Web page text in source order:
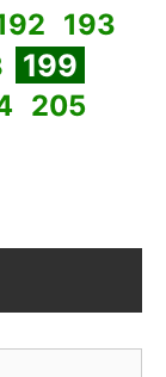
Page
193
Page
199
Page
205